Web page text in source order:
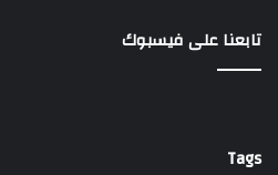
تابعنا على فيسبوك
Tags